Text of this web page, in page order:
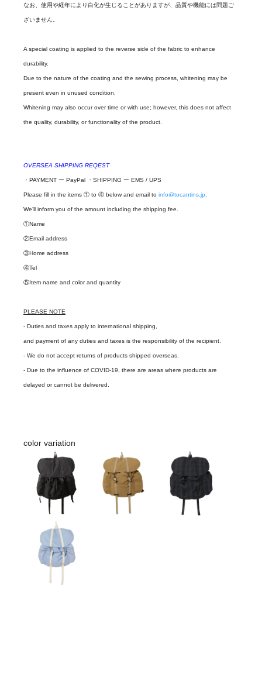
なお、使用や経年により白化が生じることがありますが、品質や機能には問題ご
ざいません。
A special coating is applied to the reverse side of the fabric to enhance
durability.
Due to the nature of the coating and the sewing process, whitening may be
present even in unused condition.
Whitening may also occur over time or with use; however, this does not affect
the quality, durability, or functionality of the product.
OVERSEA SHIPPING REQEST
・PAYMENT ー PayPal ・SHIPPING ー EMS / UPS
Please fill in the items ① to ④ below and email to info@tocantins.jp.
We’ll inform you of the amount including the shipping fee.
①Name
②Email address
③Home address
④Tel
⑤Item name and color and quantity
PLEASE NOTE
- Duties and taxes apply to international shipping,
and payment of any duties and taxes is the responsibility of the recipient.
- We do not accept returns of products shipped overseas.
- Due to the influence of COVID-19, there are areas where products are
delayed or cannot be delivered.
color variation